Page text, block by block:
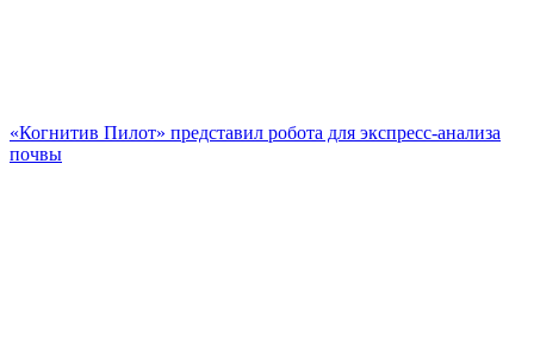
«Когнитив Пилот» представил робота для экспресс-анализа
почвы